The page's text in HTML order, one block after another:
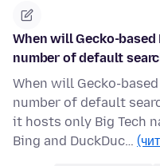
When will Gecko-
number of default
When will Gecko-
number of default
it hosts only Big Tech
Bing and DuckDuc…